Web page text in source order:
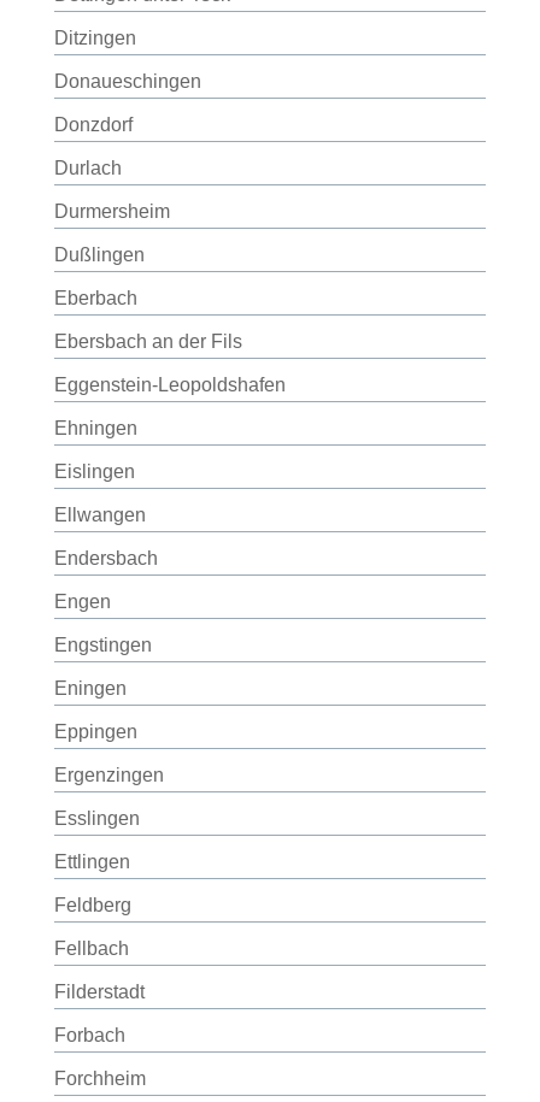
Ditzingen
Donaueschingen
Donzdorf
Durlach
Durmersheim
Dußlingen
Eberbach
Ebersbach an der Fils
Eggenstein-Leopoldshafen
Ehningen
Eislingen
Ellwangen
Endersbach
Engen
Engstingen
Eningen
Eppingen
Ergenzingen
Esslingen
Ettlingen
Feldberg
Fellbach
Filderstadt
Forbach
Forchheim